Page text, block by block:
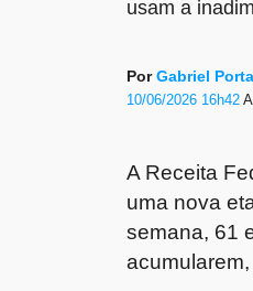
usam a
PorGabriel
10/06/2026 16h42
A Receita
uma nova
semana, 61